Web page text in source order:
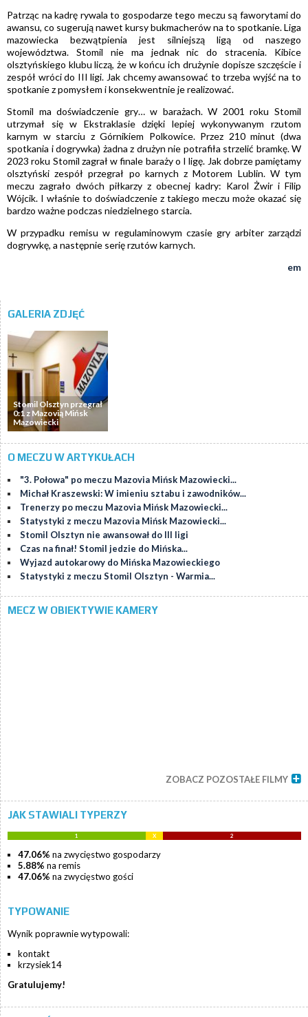
Patrząc na kadrę rywala to gospodarze tego meczu są faworytami do
awansu, co sugerują nawet kursy bukmacherów na to spotkanie. Liga
mazowiecka bezwątpienia jest silniejszą ligą od naszego
województwa. Stomil nie ma jednak nic do stracenia. Kibice
olsztyńskiego klubu liczą, że w końcu ich drużynie dopisze szczęście i
zespół wróci do III ligi. Jak chcemy awansować to trzeba wyjść na to
spotkanie z pomysłem i konsekwentnie je realizować.
Stomil ma doświadczenie gry… w barażach. W 2001 roku Stomil
utrzymał się w Ekstraklasie dzięki lepiej wykonywanym rzutom
karnym w starciu z Górnikiem Polkowice. Przez 210 minut (dwa
spotkania i dogrywka) żadna z drużyn nie potrafiła strzelić bramkę. W
2023 roku Stomil zagrał w finale baraży o I ligę. Jak dobrze pamiętamy
olsztyński zespół przegrał po karnych z Motorem Lublin. W tym
meczu zagrało dwóch piłkarzy z obecnej kadry: Karol Żwir i Filip
Wójcik. I właśnie to doświadczenie z takiego meczu może okazać się
bardzo ważne podczas niedzielnego starcia.
W przypadku remisu w regulaminowym czasie gry arbiter zarządzi
dogrywkę, a następnie serię rzutów karnych.
em
GALERIA ZDJĘĆ
Stomil Olsztyn przegrał
0:1 z Mazovią Mińsk
Mazowiecki
O MECZU W ARTYKUŁACH
"3. Połowa" po meczu Mazovia Mińsk Mazowiecki...
Michał Kraszewski: W imieniu sztabu i zawodników...
Trenerzy po meczu Mazovia Mińsk Mazowiecki...
Statystyki z meczu Mazovia Mińsk Mazowiecki...
Stomil Olsztyn nie awansował do III ligi
Czas na finał! Stomil jedzie do Mińska...
Wyjazd autokarowy do Mińska Mazowieckiego
Statystyki z meczu Stomil Olsztyn - Warmia...
MECZ W OBIEKTYWIE KAMERY
ZOBACZ POZOSTAŁE FILMY
JAK STAWIALI TYPERZY
1 X 2
47.06% na zwycięstwo gospodarzy
5.88% na remis
47.06% na zwycięstwo gości
TYPOWANIE
Wynik poprawnie wytypowali:
kontakt
krzysiek14
Gratulujemy!